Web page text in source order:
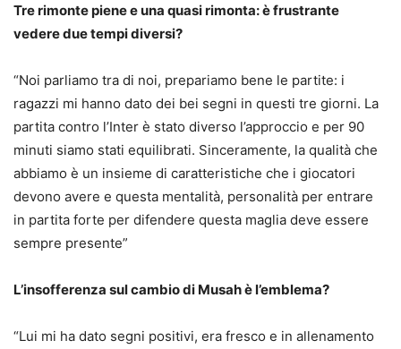
Tre rimonte piene e una quasi rimonta: è frustrante
vedere due tempi diversi?
“Noi parliamo tra di noi, prepariamo bene le partite: i
ragazzi mi hanno dato dei bei segni in questi tre giorni. La
partita contro l’Inter è stato diverso l’approccio e per 90
minuti siamo stati equilibrati. Sinceramente, la qualità che
abbiamo è un insieme di caratteristiche che i giocatori
devono avere e questa mentalità, personalità per entrare
in partita forte per difendere questa maglia deve essere
sempre presente”
L’insofferenza sul cambio di Musah è l’emblema?
“Lui mi ha dato segni positivi, era fresco e in allenamento